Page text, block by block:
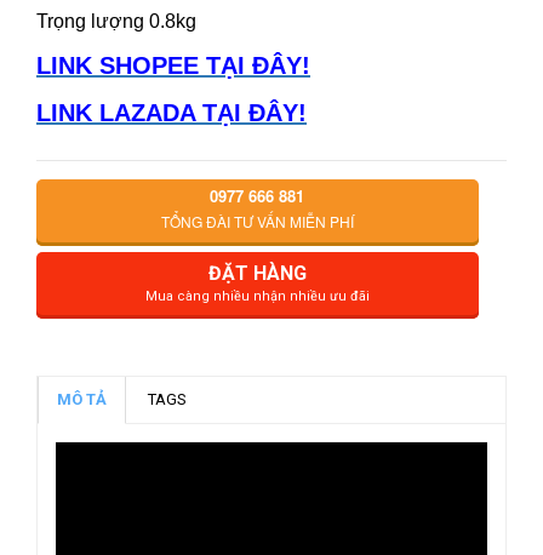
Trọng lượng 0.8kg
LINK SHOPEE TẠI ĐÂY!
LINK LAZADA TẠI ĐÂY!
0977 666 881
TỔNG ĐÀI TƯ VẤN MIỄN PHÍ
ĐẶT HÀNG
Mua càng nhiều nhận nhiều ưu đãi
MÔ TẢ TAGS